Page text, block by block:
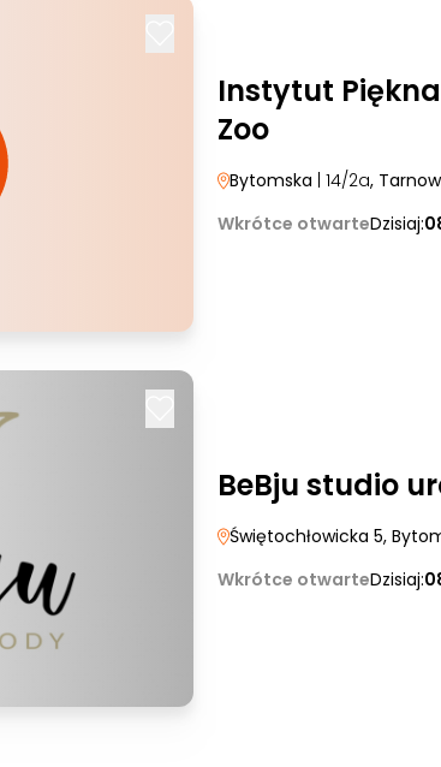
Instytut
Zoo
Bytomska | 14/2a,
Wkrótce otwarteDzisiaj:
BeBju studio
Świętochłowicka 5,
Wkrótce otwarteDzisiaj: